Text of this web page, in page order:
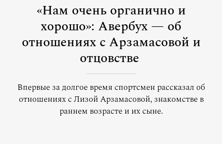
«Нам очень органично и
хорошо»: Авербух — об
отношениях с Арзамасовой и
отцовстве
Впервые за долгое время спортсмен рассказал об
отношениях с Лизой Арзамасовой, знакомстве в
раннем возрасте и их сыне.